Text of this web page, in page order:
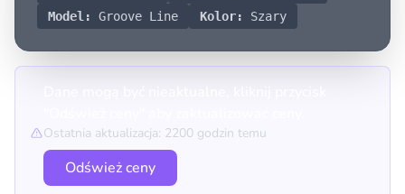
Model:
Groove Line Kolor: Szary
Ostatnia aktualizacja: 2200 godzin temu
Odśwież ceny